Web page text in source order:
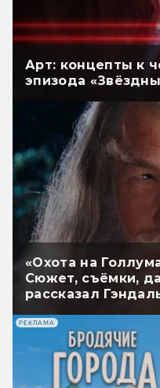
Арт: концепты к
эпизода
«Охота на
Сюжет, съёмки,
рассказал
РЕКЛАМА